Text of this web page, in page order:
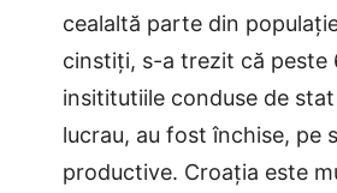
cealaltă parte din
cinstiți, s-a trezit că peste
insititutiile conduse de
lucrau, au fost închise, pe
productive. Croația este